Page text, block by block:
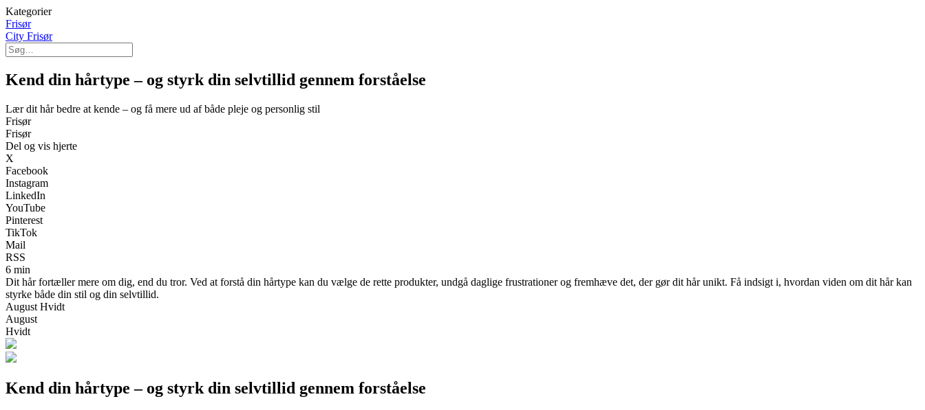
Kategorier
Frisør
City Frisør
Kend din hårtype – og styrk din selvtillid gennem forståelse
Lær dit hår bedre at kende – og få mere ud af både pleje og personlig stil
Frisør
Frisør
Del og vis hjerte
X
Facebook
Instagram
LinkedIn
YouTube
Pinterest
TikTok
Mail
RSS
6 min
Dit hår fortæller mere om dig, end du tror. Ved at forstå din hårtype kan du vælge de rette produkter, undgå daglige frustrationer og fremhæve det, der gør dit hår unikt. Få indsigt i, hvordan viden om dit hår kan
styrke både din stil og din selvtillid.
August Hvidt
August
Hvidt
Kend din hårtype – og styrk din selvtillid gennem forståelse